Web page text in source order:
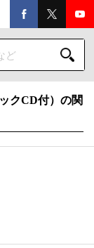
クCD付）の関